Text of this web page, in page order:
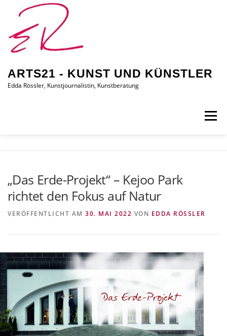
ARTS21 - KUNST UND KÜNSTLER
Edda Rössler, Kunstjournalistin, Kunstberatung
Menü
AUSSTELLUNGEN/BILDER EDDA KAUFT EIN
„Das Erde-Projekt“ – Kejoo Park
richtet den Fokus auf Natur
VERÖFFENTLICHT AM 30. MAI 2022 VON EDDA RÖSSLER